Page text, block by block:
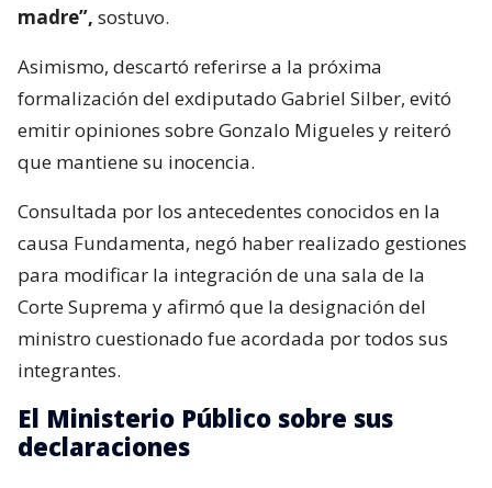
madre”, sostuvo.
Asimismo, descartó referirse a la próxima
formalización del exdiputado Gabriel Silber, evitó
emitir opiniones sobre Gonzalo Migueles y reiteró
que mantiene su inocencia.
Consultada por los antecedentes conocidos en la
causa Fundamenta, negó haber realizado gestiones
para modificar la integración de una sala de la
Corte Suprema y afirmó que la designación del
ministro cuestionado fue acordada por todos sus
integrantes.
El Ministerio Público sobre sus
declaraciones